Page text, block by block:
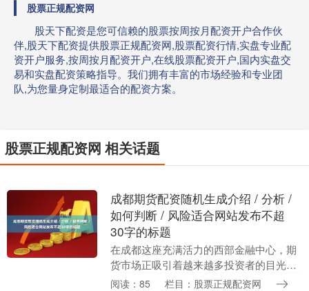
股票正规配资网
股天下配资是您可信赖的股票按周按月配资开户合作伙
伴,股天下配资提供股票正规配资网,股票配资行情,实盘专业配
资开户服务,按周按月配资开户,在线股票配资开户,国内实盘交
易和实盘配资策略指导。我们拥有丰富的市场经验和专业团
队,为您量身定制最适合的配资方案。
股票正规配资网 相关话题
成都期货配资随机生成介绍 / 分析 /
如何判断 / 风险适合网站发布不超
30字的标题
在成都这座充满活力的西部金融中心，期
货市场正吸引着越来越多投资者的目光。
随着期货交易的普及，一种名为"期货配
阅读：85 栏目：股票正规配资网